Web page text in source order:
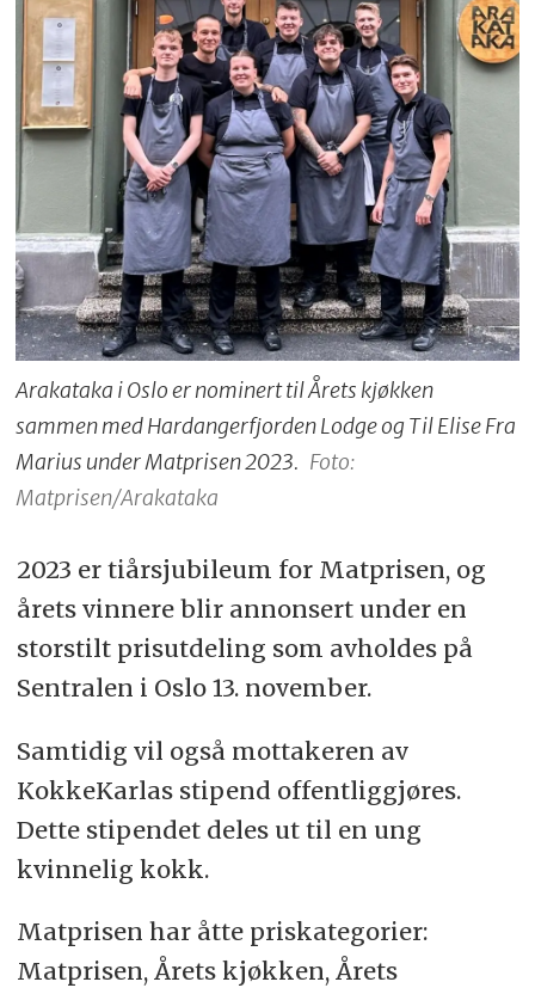
Arakataka i Oslo er nominert til Årets kjøkken
sammen med Hardangerfjorden Lodge og Til Elise Fra
Marius under Matprisen 2023. Foto:
Matprisen/Arakataka
2023 er tiårsjubileum for Matprisen, og
årets vinnere blir annonsert under en
storstilt prisutdeling som avholdes på
Sentralen i Oslo 13. november.
Samtidig vil også mottakeren av
KokkeKarlas stipend offentliggjøres.
Dette stipendet deles ut til en ung
kvinnelig kokk.
Matprisen har åtte priskategorier:
Matprisen, Årets kjøkken, Årets